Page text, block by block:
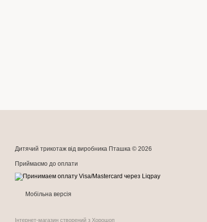
Дитячий трикотаж від виробника Пташка © 2026
Приймаємо до оплати
Мобільна версія
Інтернет-магазин створений з Хорошоп